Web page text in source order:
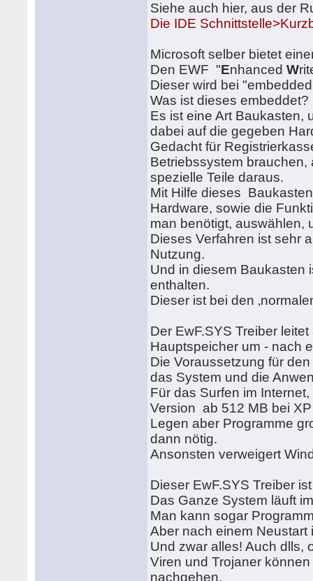
Siehe auch hier, aus der
Die IDE
Microsoft selber bietet
Den EWF "EnhancedW
Dieser wird bei
Was ist dieses embeddet?
Es ist eine Art Baukasten,
dabei auf die gegeben
Gedacht für
Betriebssystem
spezielle Teile daraus.
Mit Hilfe dieses
Hardware, sowie die
man benötigt, auswählen,
Dieses Verfahren ist sehr
Nutzung.
Und in diesem Baukasten
enthalten.
Dieser ist bei den
Der EwF.SYS Treiber
Hauptspeicher um - nach
Die Voraussetzung für
das System und die
Für das Surfen im
Version ab 512 MB bei
Legen aber Programme
dann nötig.
Ansonsten verweigert
Dieser EwF.SYS Treiber
Das Ganze System läuft
Man kann sogar
Aber nach einem Neustart
Und zwar alles! Auch dlls,
Viren und Trojaner
nachgehen.